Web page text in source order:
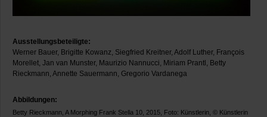
Ausstellungsbeteiligte:
Werner Bauer, Brigitte Kowanz, Siegfried Kreitner, Adolf Luther, François
Morellet, Jan van Munster, Maurizio Nannucci, Miriam Prantl, Betty
Rieckmann, Annette Sauermann, Gregorio Vardanega
Abbildungen:
Betty Rieckmann, A Morphing Frank Stella 10, 2015, Foto: Künstlerin, © Künstlerin